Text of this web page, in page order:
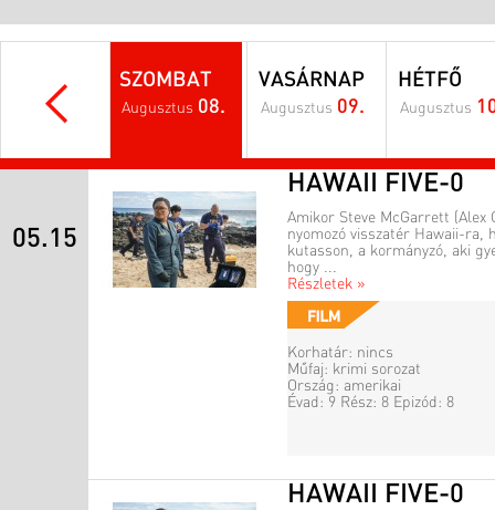
SZOMBAT
Augusztus 08.
VASÁRNAP
Augusztus 09.
HÉTFŐ
Augusztus
05.15
HAWAII FIVE-0
Amikor Steve McGarrett (Alex
nyomozó visszatér Hawaii-ra,
kutasson, a kormányzó, aki
hogy ...
Részletek »
Korhatár: nincs
Műfaj: krimi sorozat
Ország: amerikai
Évad: 9 Rész: 8 Epizód: 8
HAWAII FIVE-0